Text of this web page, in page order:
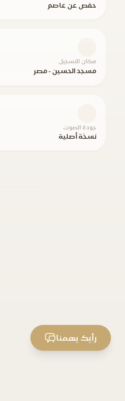
حفص عن عاصم
مكان التسجيل
مسجد الحسين - مصر
جودة الصوت
نسخة أصلية
رأيك يهمنا